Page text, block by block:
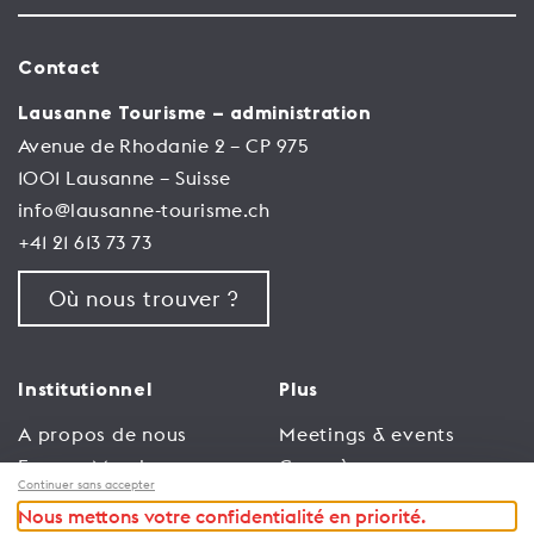
Contact
Lausanne Tourisme – administration
Avenue de Rhodanie 2 – CP 975
1001 Lausanne – Suisse
info@lausanne-tourisme.ch
+41 21 613 73 73
Où nous trouver ?
Institutionnel
A propos de nous
Espace Membres
Emploi
Plus
Meetings & events
Congrès
Trade
Continuer sans accepter
Nous mettons votre confidentialité en priorité.